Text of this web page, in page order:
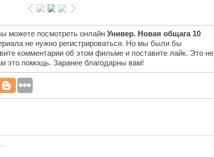
можете посмотреть онлайн Универ. Новая общага 10
не нужно регистрироваться. Но мы были бы
комментарии об этом фильме и поставите лайк. Это не
это помощь. Заранее благодарны вам!